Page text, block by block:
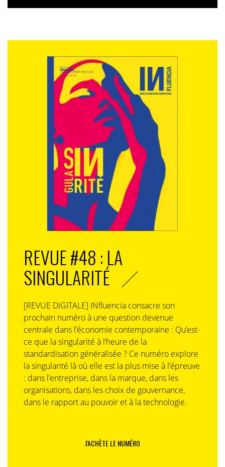
REVUE #48 : LA
SINGULARITÉ
[REVUE DIGITALE] INfluencia consacre son
prochain numéro à une question devenue
centrale dans l’économie contemporaine : Qu’est-
ce que la singularité à l’heure de la
standardisation généralisée ? Ce numéro explore
la singularité là où elle est la plus mise à l’épreuve
: dans l’entreprise, dans la marque, dans les
organisations, dans les choix de gouvernance,
dans le rapport au pouvoir et à la technologie.
J'ACHÈTE LE NUMÉRO